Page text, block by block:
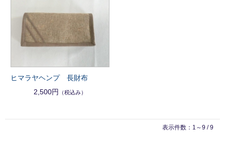
ヒマラヤヘンプ 長財布
2,500円
（税込み）
表示件数：1～9 / 9